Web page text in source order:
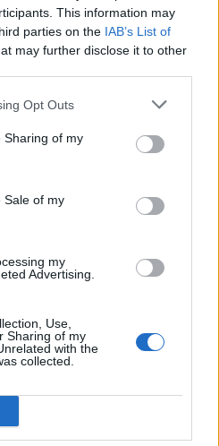
This information may
parties on the IAB’s List of
may further disclose it to other
Opt Outs
Sharing of my
Sale of my
my
Advertising.
Use,
Sharing of my
with the
collected.